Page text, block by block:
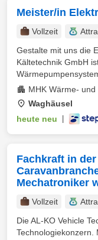
Meister/in
Vollzeit
Gestalte mit uns die
Kältetechnik GmbH
MHK Wärme-
Waghäusel
heute neu
Fachkraft in
Mechatroniker
Vollzeit
Die AL-KO Vehicle
Technologiekonzern.